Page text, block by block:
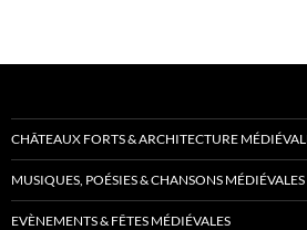
CHÂTEAUX FORTS & ARCHITECTURE
MUSIQUES, POÉSIES & CHANSONS MÉDIÉVALES
EVÈNEMENTS & FÊTES MÉDIÉVALES